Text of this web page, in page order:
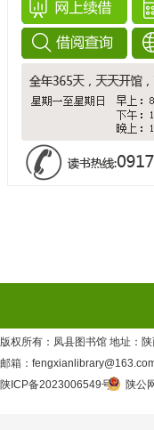
版权所有：凤县图书馆 地址：
邮箱：
陕ICP备2023006549号
陕公